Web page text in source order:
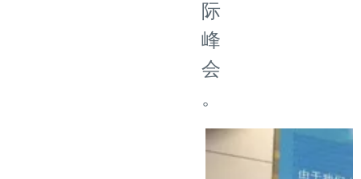
际
峰
会
。